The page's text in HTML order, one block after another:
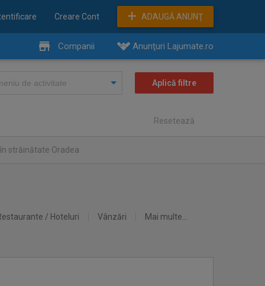
Creare Cont ADAUGĂ ANUNŢ
Companii Anunţuri Lajumate.ro
Resetează
străinătate Oradea
/ Hoteluri Vânzări Mai multe...